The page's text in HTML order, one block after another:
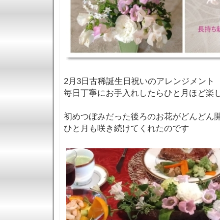
2月3日古稀誕生日祝いのアレンジメント
毎日丁寧にお手入れしたらひと月ほど楽
初めつぼみだった後ろのお花がどんどん
ひと月も咲き続けてくれたのです